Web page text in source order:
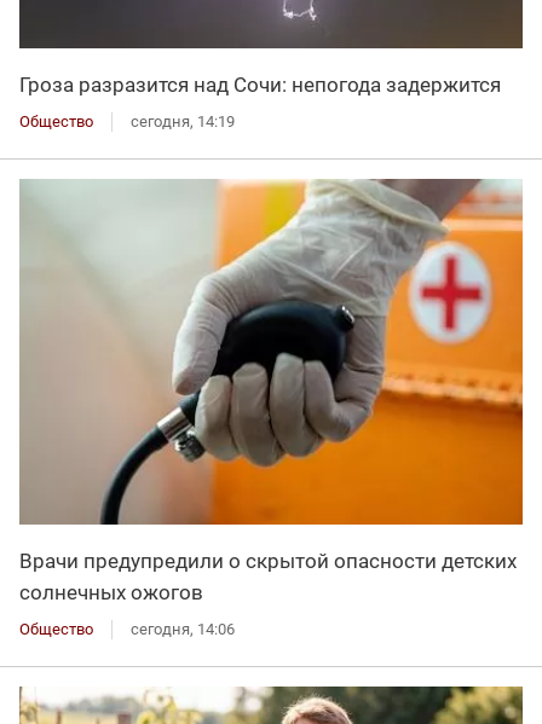
Гроза разразится над Сочи: непогода задержится
Общество сегодня, 14:19
Врачи предупредили о скрытой опасности детских
солнечных ожогов
Общество сегодня, 14:06